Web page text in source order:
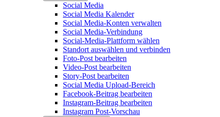
Social Media
Social Media Kalender
Social Media-Konten verwalten
Social Media-Verbindung
Social-Media-Plattform wählen
Standort auswählen und verbinden
Foto-Post bearbeiten
Video-Post bearbeiten
Story-Post bearbeiten
Social Media Upload-Bereich
Facebook-Beitrag bearbeiten
Instagram-Beitrag bearbeiten
Instagram Post-Vorschau